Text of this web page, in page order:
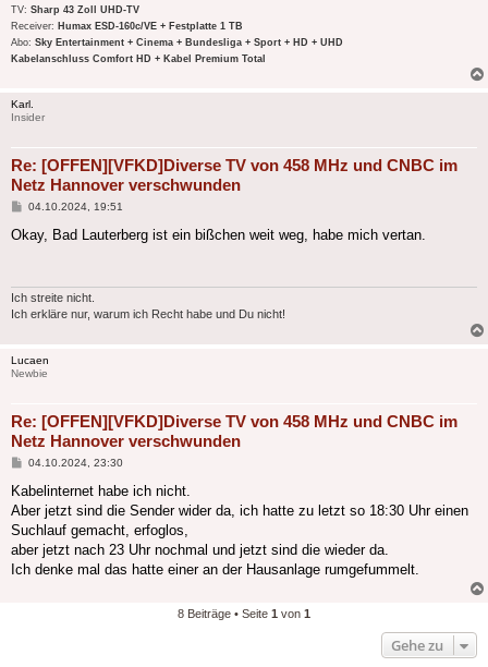
TV: Sharp 43 Zoll UHD-TV
Receiver: Humax ESD-160c/VE + Festplatte 1 TB
Abo: Sky Entertainment + Cinema + Bundesliga + Sport + HD + UHD
Kabelanschluss Comfort HD + Kabel Premium Total
Karl.
Insider
Re: [OFFEN][VFKD]Diverse TV von 458 MHz und CNBC im
Netz Hannover verschwunden
Beitrag
04.10.2024, 19:51
Okay, Bad Lauterberg ist ein bißchen weit weg, habe mich vertan.
Ich streite nicht.
Ich erkläre nur, warum ich Recht habe und Du nicht!
Lucaen
Newbie
Re: [OFFEN][VFKD]Diverse TV von 458 MHz und CNBC im
Netz Hannover verschwunden
Beitrag
04.10.2024, 23:30
Kabelinternet habe ich nicht.
Aber jetzt sind die Sender wider da, ich hatte zu letzt so 18:30 Uhr einen
Suchlauf gemacht, erfoglos,
aber jetzt nach 23 Uhr nochmal und jetzt sind die wieder da.
Ich denke mal das hatte einer an der Hausanlage rumgefummelt.
8 Beiträge • Seite 1 von 1
Gehe zu